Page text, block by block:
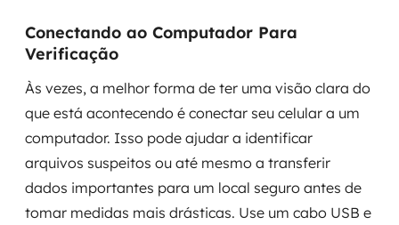
Conectando ao Computador Para
Verificação
Às vezes, a melhor forma de ter uma visão clara do
que está acontecendo é conectar seu celular a um
computador. Isso pode ajudar a identificar
arquivos suspeitos ou até mesmo a transferir
dados importantes para um local seguro antes de
tomar medidas mais drásticas. Use um cabo USB e